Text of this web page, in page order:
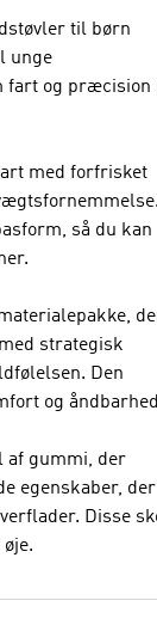
til børn
unge
fart og præcision
med forfrisket
så du kan
strategisk
Den
og
af gummi, der
egenskaber, der
Disse